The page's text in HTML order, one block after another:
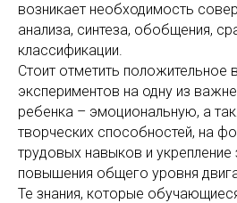
возникает необходимость
анализа, синтеза, обобщения,
классификации.
Стоит отметить положительное
экспериментов на одну из
ребенка – эмоциональную, а
творческих способностей, на
трудовых навыков и укрепление
повышения общего уровня
Те знания, которые